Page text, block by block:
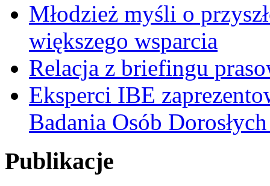
Młodzież myśli o
większego wsparcia
Relacja z briefingu
Eksperci IBE
Badania Osób
Publikacje